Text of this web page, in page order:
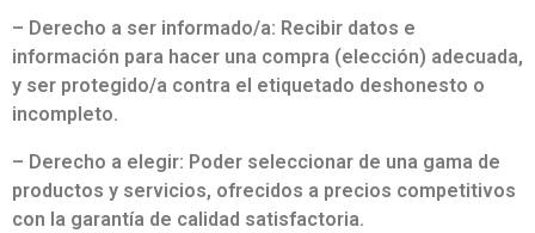
– Derecho a ser informado/a: Recibir datos e
información para hacer una compra (elección) adecuada,
y ser protegido/a contra el etiquetado deshonesto o
incompleto.
– Derecho a elegir: Poder seleccionar de una gama de
productos y servicios, ofrecidos a precios competitivos
con la garantía de calidad satisfactoria.